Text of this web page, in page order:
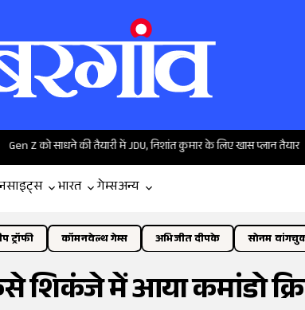
साधने की तैयारी में JDU, निशांत कुमार के लिए खास प्लान तैयार
भारत गेम्सअन्य
ट्रॉफी कॉमनवेल्थ गेम्स अभिजीत दीपके सोनम
शिकंजे में आया कमांडो